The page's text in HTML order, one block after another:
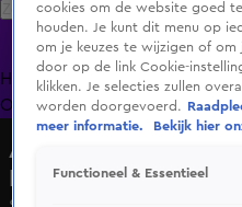
Zoeken
HomeUitzending Gemist
OranjezomerLivestreams
Andy vs. Wesley:
Kelderklasse
cookies om de website goed
houden. Je kunt dit menu op
om je keuzes te wijzigen of
door op de link Cookie-
klikken. Je selecties zullen
worden doorgevoerd.
meer informatie.
Bekijk hier
Functioneel & Essentieel